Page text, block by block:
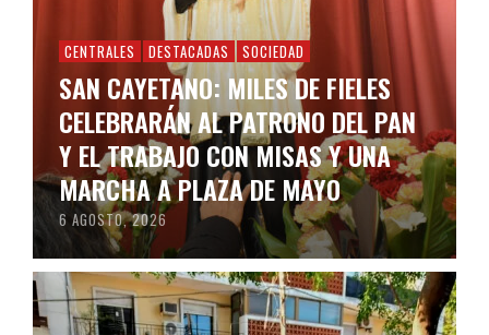
CENTRALES DESTACADAS SOCIEDAD
SAN CAYETANO: MILES DE FIELES
CELEBRARÁN AL PATRONO DEL PAN
Y EL TRABAJO CON MISAS Y UNA
MARCHA A PLAZA DE MAYO
6 AGOSTO, 2026